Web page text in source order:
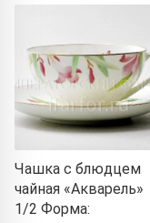
Чашка с блюдцем
чайная «Акварель»
1/2 Форма: